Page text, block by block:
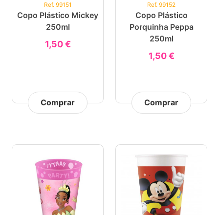
Ref. 99151
Copo Plástico Mickey
250ml
1,50 €
Comprar
Ref. 99152
Copo Plástico
Porquinha Peppa
250ml
1,50 €
Comprar